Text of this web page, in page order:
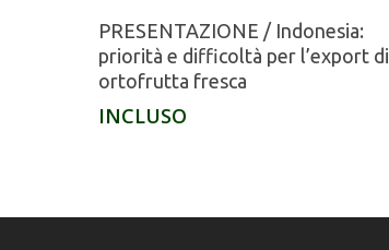
PRESENTAZIONE / Indonesia:
priorità e difficoltà per l’export di
ortofrutta fresca
INCLUSO